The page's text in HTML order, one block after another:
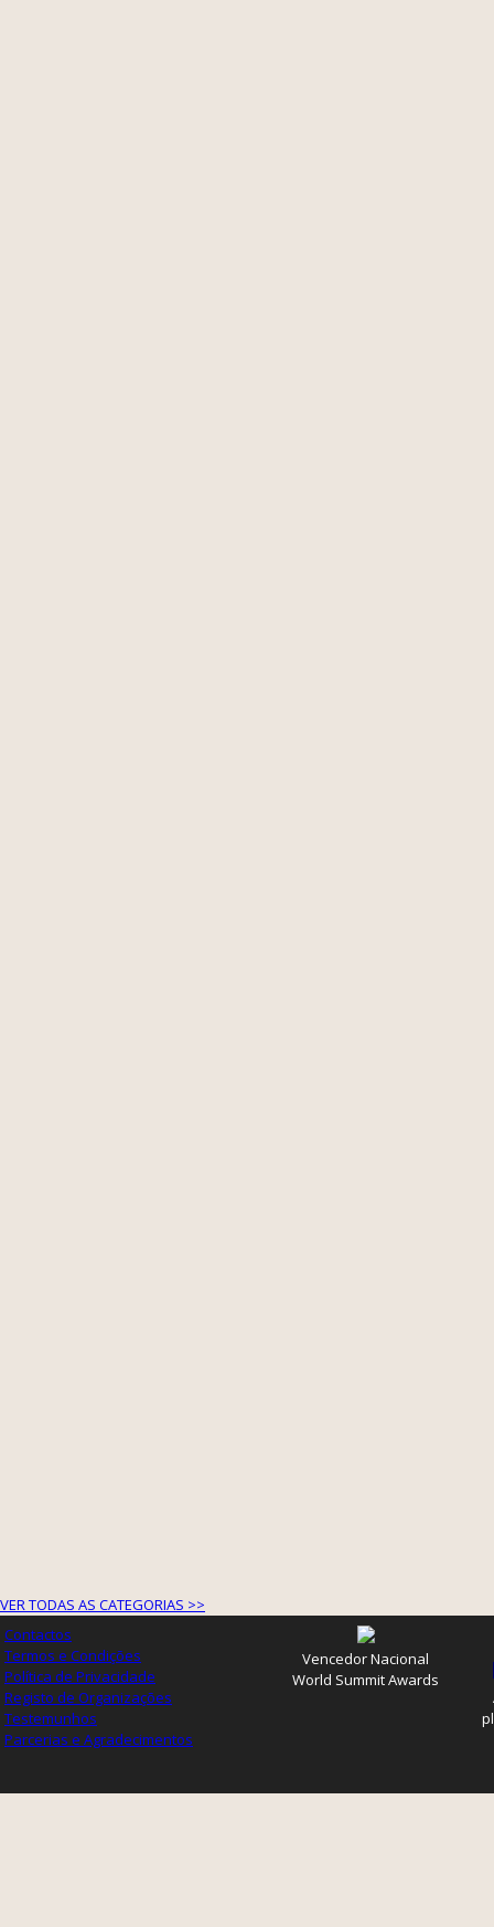
VER TODAS AS CATEGORIAS >>
Contactos
Termos e Condições
Política de Privacidade
Registo de Organizações
Testemunhos
Parcerias e Agradecimentos
Vencedor Nacional
World Summit Awards